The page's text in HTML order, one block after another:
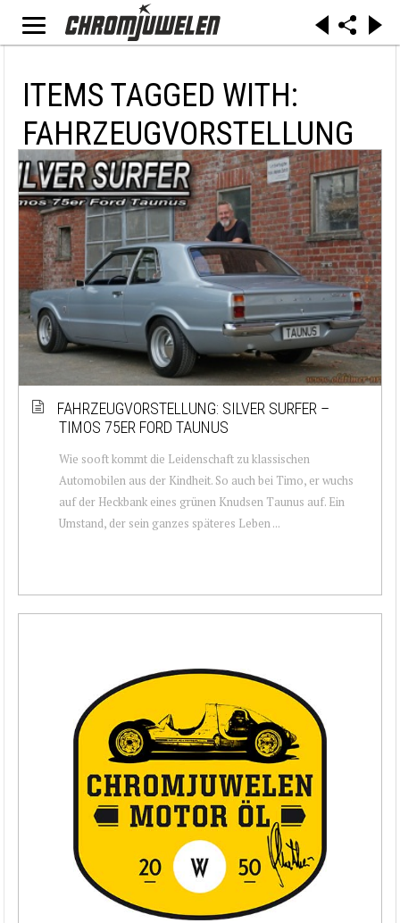
ITEMS TAGGED WITH:
FAHRZEUGVORSTELLUNG
FAHRZEUGVORSTELLUNG: SILVER SURFER –
TIMOS 75ER FORD TAUNUS
Wie sooft kommt die Leidenschaft zu klassischen
Automobilen aus der Kindheit. So auch bei Timo, er wuchs
auf der Heckbank eines grünen Knudsen Taunus auf. Ein
Umstand, der sein ganzes späteres Leben ...